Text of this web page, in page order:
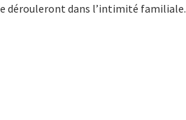
dérouleront dans l’intimité familiale.